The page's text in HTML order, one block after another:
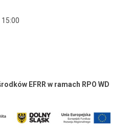
EFRR w ramach RPO WD